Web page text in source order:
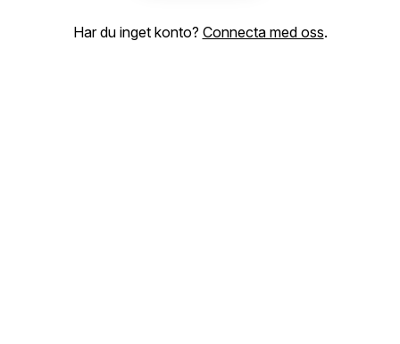
Har du inget konto? Connecta med oss.